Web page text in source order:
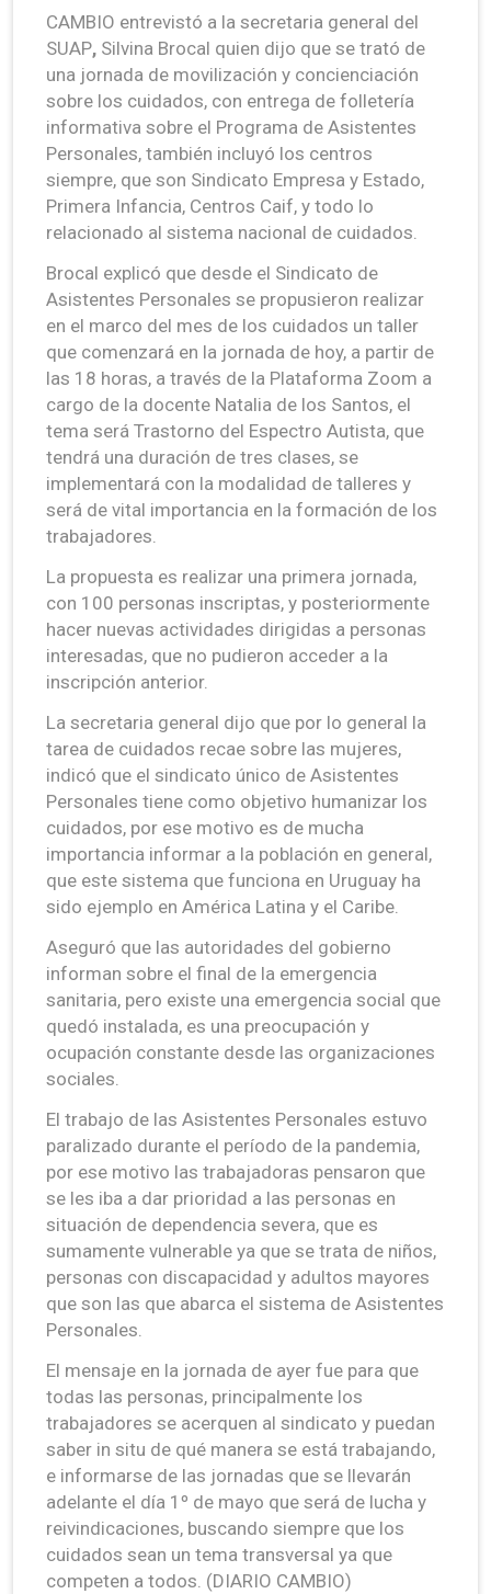
CAMBIO entrevistó a la secretaria general del
SUAP, Silvina Brocal quien dijo que se trató de
una jornada de movilización y concienciación
sobre los cuidados, con entrega de folletería
informativa sobre el Programa de Asistentes
Personales, también incluyó los centros
siempre, que son Sindicato Empresa y Estado,
Primera Infancia, Centros Caif, y todo lo
relacionado al sistema nacional de cuidados.
Brocal explicó que desde el Sindicato de
Asistentes Personales se propusieron realizar
en el marco del mes de los cuidados un taller
que comenzará en la jornada de hoy, a partir de
las 18 horas, a través de la Plataforma Zoom a
cargo de la docente Natalia de los Santos, el
tema será Trastorno del Espectro Autista, que
tendrá una duración de tres clases, se
implementará con la modalidad de talleres y
será de vital importancia en la formación de los
trabajadores.
La propuesta es realizar una primera jornada,
con 100 personas inscriptas, y posteriormente
hacer nuevas actividades dirigidas a personas
interesadas, que no pudieron acceder a la
inscripción anterior.
La secretaria general dijo que por lo general la
tarea de cuidados recae sobre las mujeres,
indicó que el sindicato único de Asistentes
Personales tiene como objetivo humanizar los
cuidados, por ese motivo es de mucha
importancia informar a la población en general,
que este sistema que funciona en Uruguay ha
sido ejemplo en América Latina y el Caribe.
Aseguró que las autoridades del gobierno
informan sobre el final de la emergencia
sanitaria, pero existe una emergencia social que
quedó instalada, es una preocupación y
ocupación constante desde las organizaciones
sociales.
El trabajo de las Asistentes Personales estuvo
paralizado durante el período de la pandemia,
por ese motivo las trabajadoras pensaron que
se les iba a dar prioridad a las personas en
situación de dependencia severa, que es
sumamente vulnerable ya que se trata de niños,
personas con discapacidad y adultos mayores
que son las que abarca el sistema de Asistentes
Personales.
El mensaje en la jornada de ayer fue para que
todas las personas, principalmente los
trabajadores se acerquen al sindicato y puedan
saber in situ de qué manera se está trabajando,
e informarse de las jornadas que se llevarán
adelante el día 1º de mayo que será de lucha y
reivindicaciones, buscando siempre que los
cuidados sean un tema transversal ya que
competen a todos. (DIARIO CAMBIO)